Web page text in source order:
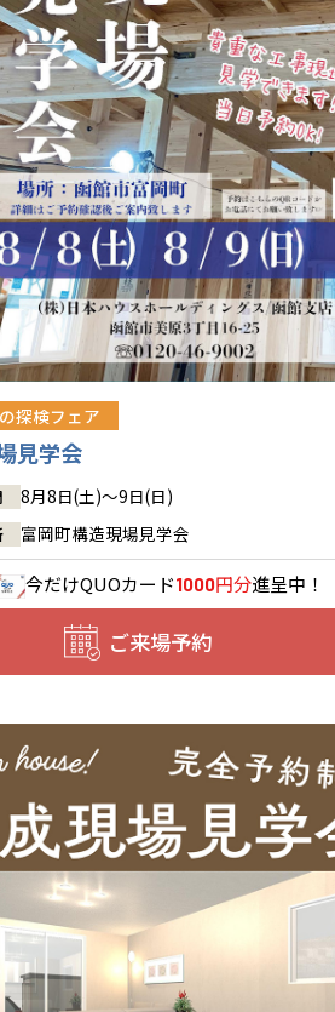
探検フェア
見学会
8月8日(土)～9日(日)
富岡町構造現場見学会
今だけQUOカード1000円分進呈中！
ご来場予約
北陸
国
ション
る都道府県以外の建築予定地の方でも
るお近くの展示場又は店舗にお問合せください
の方もご相談対応します。お気軽にご相談く
札幌
小樽
苫小牧千歳
小樽
旭川
函館
室蘭
帯広
釧路
八戸
青森
秋田
盛岡
北上
山形
仙台
郡山
福島
いわき
会津
北陸
新潟
長岡
甲府
長野
松本
富山
金沢
福井
世田谷
八王子
横浜
湘南
相模
埼玉
所沢
千葉
水戸
宇都宮
小山
群馬
伊勢崎
名古屋
豊橋
岐阜
静岡
浜松
四日市
大阪
京都
姫路
奈良
国
岡山
高松
福岡
佐賀
熊本
大分
宮崎